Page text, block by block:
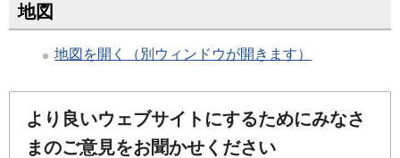
地図
地図を開く（別ウィンドウが開きます）
より良いウェブサイトにするためにみなさ
まのご意見をお聞かせください